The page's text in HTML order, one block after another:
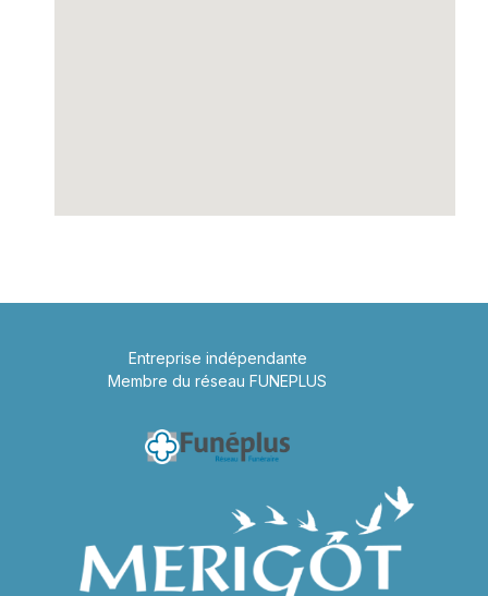
Entreprise indépendante
Membre du réseau FUNEPLUS